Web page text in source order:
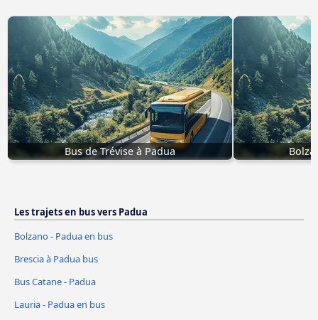
Bus de Trévise à Padua
Les trajets en bus vers Padua
Bolzano - Padua en bus
Brescia à Padua bus
Bus Catane - Padua
Lauria - Padua en bus